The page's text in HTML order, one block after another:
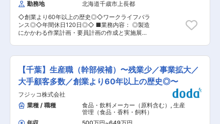
機JASの認定を受けており品質が高いことも特徴
です。また、輸入7割、国産3割と国内外から原料
を仕入れているため、季節による価格変更も小さ
く抑えています。 ◎1964年10月に設立、各種天
を行っています。顧客に安心かつ安全な天然果
汁・果物加工品を提供するため、技術を重視し、
品質管理を行っています。競合他社は少なく、売
上は右肩上がりで、直近3年は決算賞与も支給さ
れています。
ては、品質管理部門で行う様々な種類の試験業務
をローテーションで経験して、品質管理スキルを
身に付けていきます。 ■当社の魅力： ◇風通し
の良さ 社内にはアナログ・Web両方の意見箱があ
り、年次や役職に関係なく改善提案を発信できる
風土があります。製造工程の大幅な効率化から働
大切にしており、若手でも新しい業務や改善プロ
ジェクトに挑戦できるため、日々の仕事を通じて
着実にスキルアップできる環境です。 ◇社長との
1on1 定期的に社長との個別面談を実施してお
り、業務課題だけでなく、将来のキャリアや身に
つけたいスキル、挑戦したい業務について直接相
談できます。 「言われたことをこなす」のではな
く、自身の意思でキャリアを切り拓いていける点
勤務地
北海道千歳市上長都
◇創業より60年以上の歴史◎◇ワークライフバラ
ンス◎◇年間休日120日◎◇ ■業務内容： ◎製造
にかかわる作業計画・要員計画の作成と実施展開
期・製販） ◎関連部署との調整業務（製販管理な
ど） ■採用者に期待すること： 将来の幹部・工
場長候補として、即戦力でご活躍いただける方を
募集します。 ■やりがい： ◎基幹工場の製造現場
で「これがやりたい！」が実現できる環境です。
◎将来的に製造の幹部・工場長を目指していただ
けます。 ◎安心、安全な「食」の提供を通じ、健
康な社会生活に貢献できます。 ◎1人あたりの業
務の裁量が大きく、チャレンジをしながらやりが
【千葉】生産職（幹部候補）〜残業少／事業拡大／
大手顧客多数／創業より60年以上の歴史◎〜
フジッコ株式会社
業種 / 職種
食品・飲料メーカー（原料含む） , 生産
管理（食品・香料・飼料）